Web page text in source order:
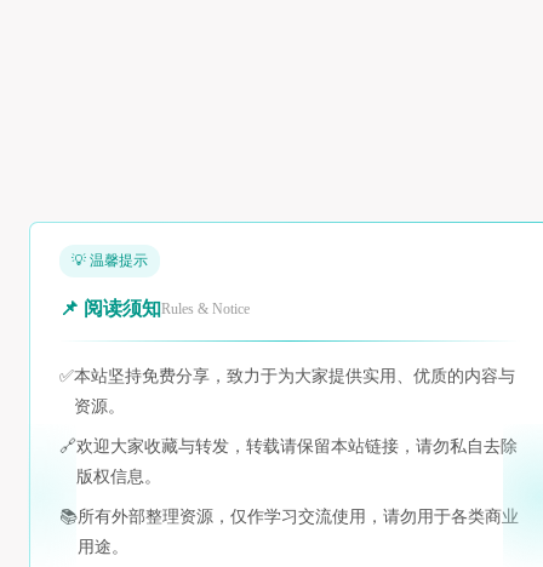
💡 温馨提示
📌 阅读须知Rules & Notice
✅本站坚持免费分享，致力于为大家提供实用、优质的内容与
资源。
🔗欢迎大家收藏与转发，转载请保留本站链接，请勿私自去除
版权信息。
📚所有外部整理资源，仅作学习交流使用，请勿用于各类商业
用途。